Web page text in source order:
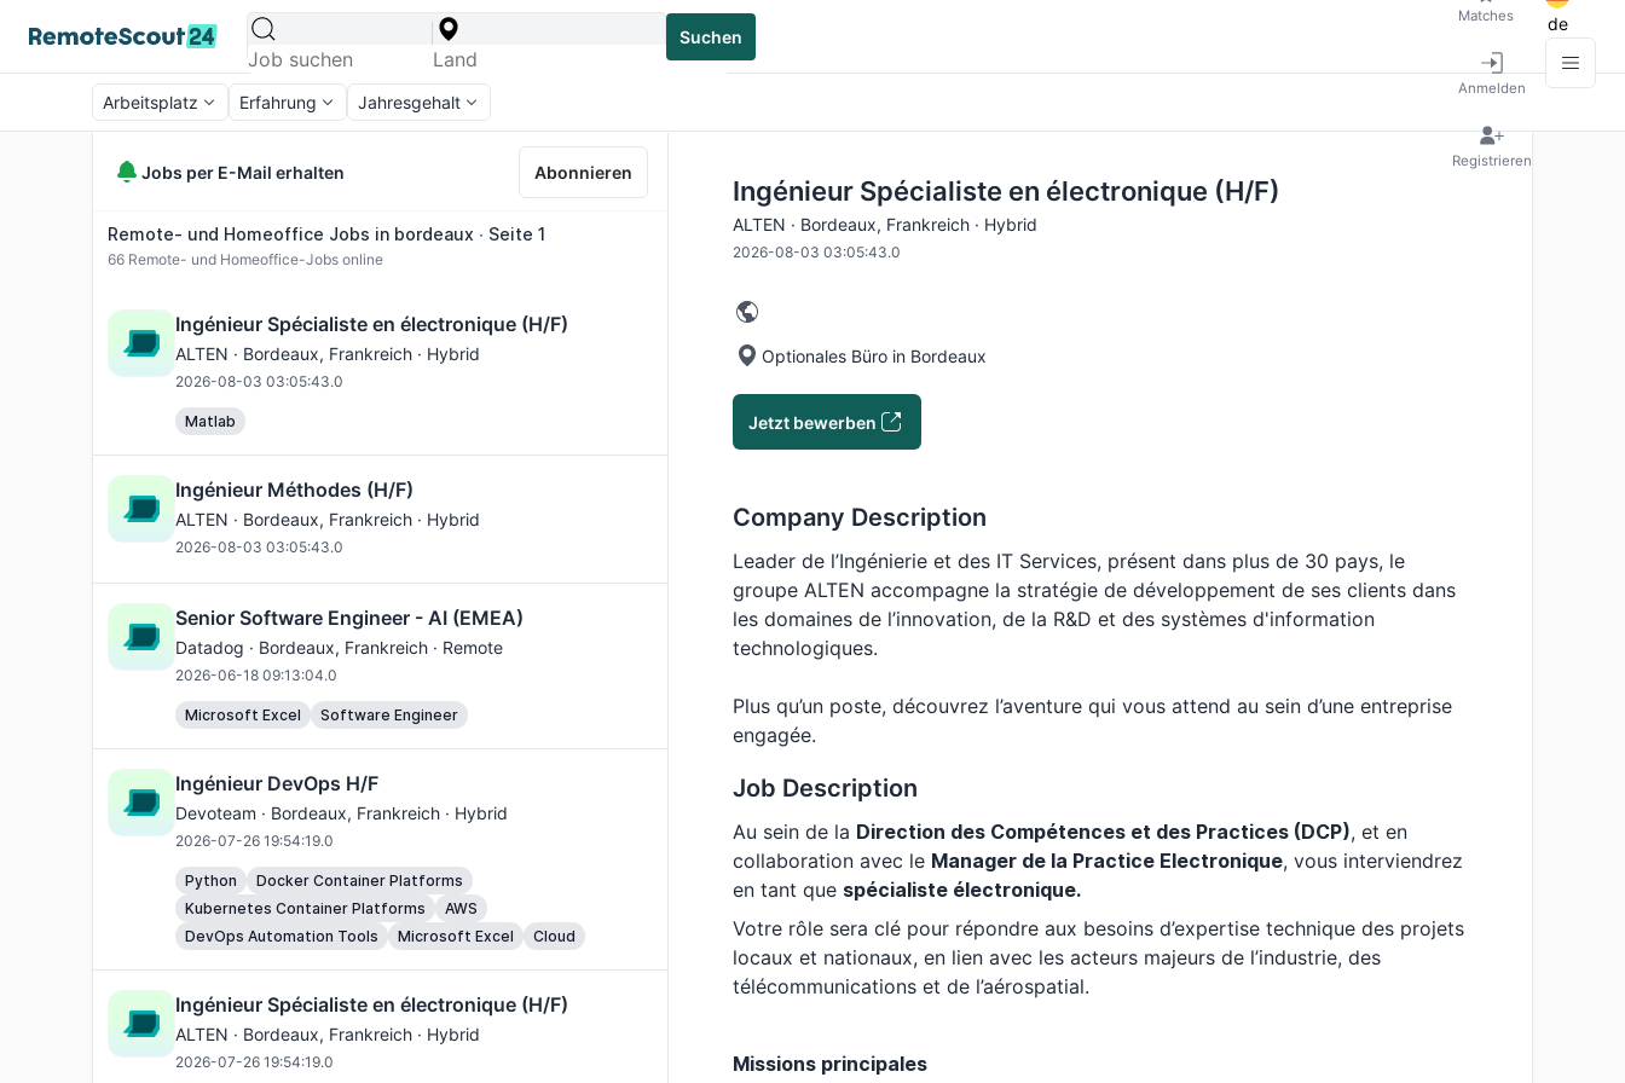
Suchen
Matches
Anmelden
Registrieren
de
Arbeitsplatz Erfahrung Jahresgehalt
Jobs per E-Mail erhalten Abonnieren
Remote- und Homeoffice Jobs in bordeaux ∙ Seite 1
66 Remote- und Homeoffice-Jobs online
Ingénieur Spécialiste en électronique (H/F)
ALTEN · Bordeaux, Frankreich · Hybrid
2026-08-03 03:05:43.0
Matlab
Ingénieur Méthodes (H/F)
ALTEN · Bordeaux, Frankreich · Hybrid
2026-08-03 03:05:43.0
Senior Software Engineer - AI (EMEA)
Datadog · Bordeaux, Frankreich · Remote
2026-06-18 09:13:04.0
Microsoft Excel Software Engineer
Ingénieur DevOps H/F
Devoteam · Bordeaux, Frankreich · Hybrid
2026-07-26 19:54:19.0
Python
Docker Container Platforms
Kubernetes Container Platforms
AWS
DevOps Automation Tools
Microsoft Excel Cloud
Ingénieur Spécialiste en électronique (H/F)
ALTEN · Bordeaux, Frankreich · Hybrid
2026-07-26 19:54:19.0
Ingénieur Spécialiste en électronique (H/F)
ALTEN · Bordeaux, Frankreich · Hybrid
2026-08-03 03:05:43.0
Optionales Büro in Bordeaux
Jetzt bewerben
Company Description
Leader de l’Ingénierie et des IT Services, présent dans plus de 30 pays, le
groupe ALTEN accompagne la stratégie de développement de ses clients dans
les domaines de l’innovation, de la R&D et des systèmes d'information
technologiques.
Plus qu’un poste, découvrez l’aventure qui vous attend au sein d’une entreprise
engagée.
Job Description
Au sein de la Direction des Compétences et des Practices (DCP), et en
collaboration avec le Manager de la Practice Electronique, vous interviendrez
en tant que spécialiste électronique.
Votre rôle sera clé pour répondre aux besoins d’expertise technique des projets
locaux et nationaux, en lien avec les acteurs majeurs de l’industrie, des
télécommunications et de l’aérospatial.
Missions principales